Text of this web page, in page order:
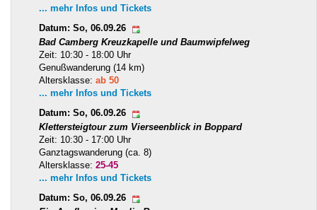
... mehr Infos und Tickets
Datum: So, 06.09.26
Bad Camberg Kreuzkapelle und Baumwipfelweg
Zeit: 10:30 - 18:00 Uhr
Genußwanderung (14 km)
Altersklasse: ab 50
... mehr Infos und Tickets
Datum: So, 06.09.26
Klettersteigtour zum Vierseenblick in Boppard
Zeit: 10:30 - 17:00 Uhr
Ganztagswanderung (ca. 8)
Altersklasse: 25-45
... mehr Infos und Tickets
Datum: So, 06.09.26